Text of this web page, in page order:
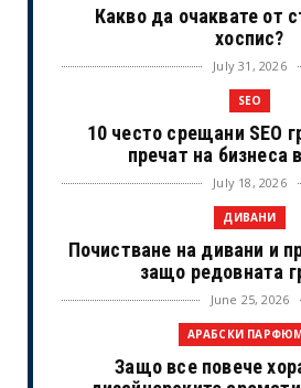
Какво да очаквате от
хоспис?
July 31, 2026
SEO
10 често срещани SEO
пречат на бизнеса
July 18, 2026
ДИВАНИ
Почистване на дивани и
защо редовната
June 25, 2026
АРАБСКИ
Защо все повече